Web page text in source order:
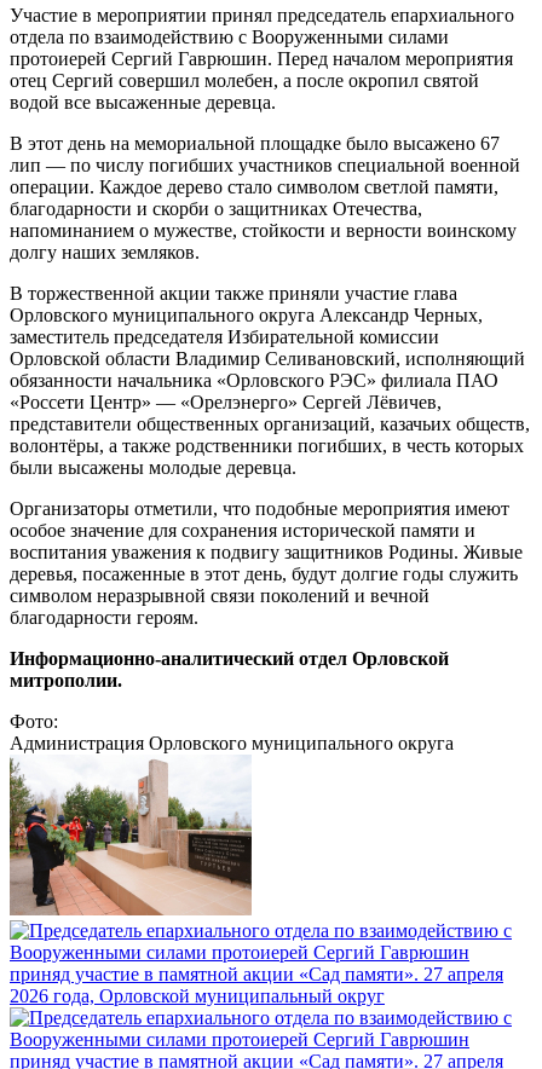
Участие в мероприятии принял председатель епархиального
отдела по взаимодействию с Вооруженными силами
протоиерей Сергий Гаврюшин. Перед началом мероприятия
отец Сергий совершил молебен, а после окропил святой
водой все высаженные деревца.
В этот день на мемориальной площадке было высажено 67
лип — по числу погибших участников специальной военной
операции. Каждое дерево стало символом светлой памяти,
благодарности и скорби о защитниках Отечества,
напоминанием о мужестве, стойкости и верности воинскому
долгу наших земляков.
В торжественной акции также приняли участие глава
Орловского муниципального округа Александр Черных,
заместитель председателя Избирательной комиссии
Орловской области Владимир Селивановский, исполняющий
обязанности начальника «Орловского РЭС» филиала ПАО
«Россети Центр» — «Орелэнерго» Сергей Лёвичев,
представители общественных организаций, казачьих обществ,
волонтёры, а также родственники погибших, в честь которых
были высажены молодые деревца.
Организаторы отметили, что подобные мероприятия имеют
особое значение для сохранения исторической памяти и
воспитания уважения к подвигу защитников Родины. Живые
деревья, посаженные в этот день, будут долгие годы служить
символом неразрывной связи поколений и вечной
благодарности героям.
Информационно-аналитический отдел Орловской
митрополии.
Фото:
Администрация Орловского муниципального округа